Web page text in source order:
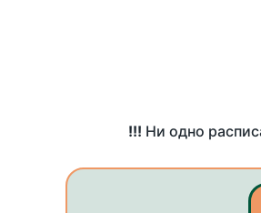
!!! Ни одно